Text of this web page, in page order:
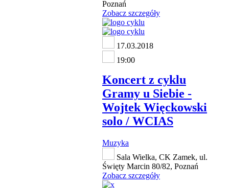
Poznań
Zobacz szczegóły
17.03.2018
19:00
Koncert z cyklu
Gramy u Siebie -
Wojtek Więckowski
solo / WCIAS
Muzyka
Sala Wielka, CK Zamek, ul.
Święty Marcin 80/82, Poznań
Zobacz szczegóły